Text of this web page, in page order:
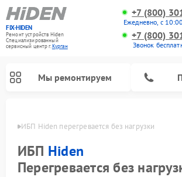
FIX-HIDEN
Ремонт устройств Hiden
Специализированный
cервисный центр г.Курган
+7 (800)
Ежедневно, с
+7 (800)
Звонок
Мы ремонтируем
ИБП Hiden перегревается без нагрузки
ИБП Hiden
Перегревается без